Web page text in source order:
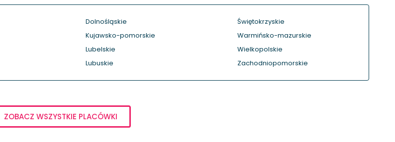
Dolnośląskie
Kujawsko-pomorskie
Lubelskie
Lubuskie
Świętokrzyskie
Warmińsko-mazurskie
Wielkopolskie
Zachodniopomorskie
ZOBACZ WSZYSTKIE PLACÓWKI